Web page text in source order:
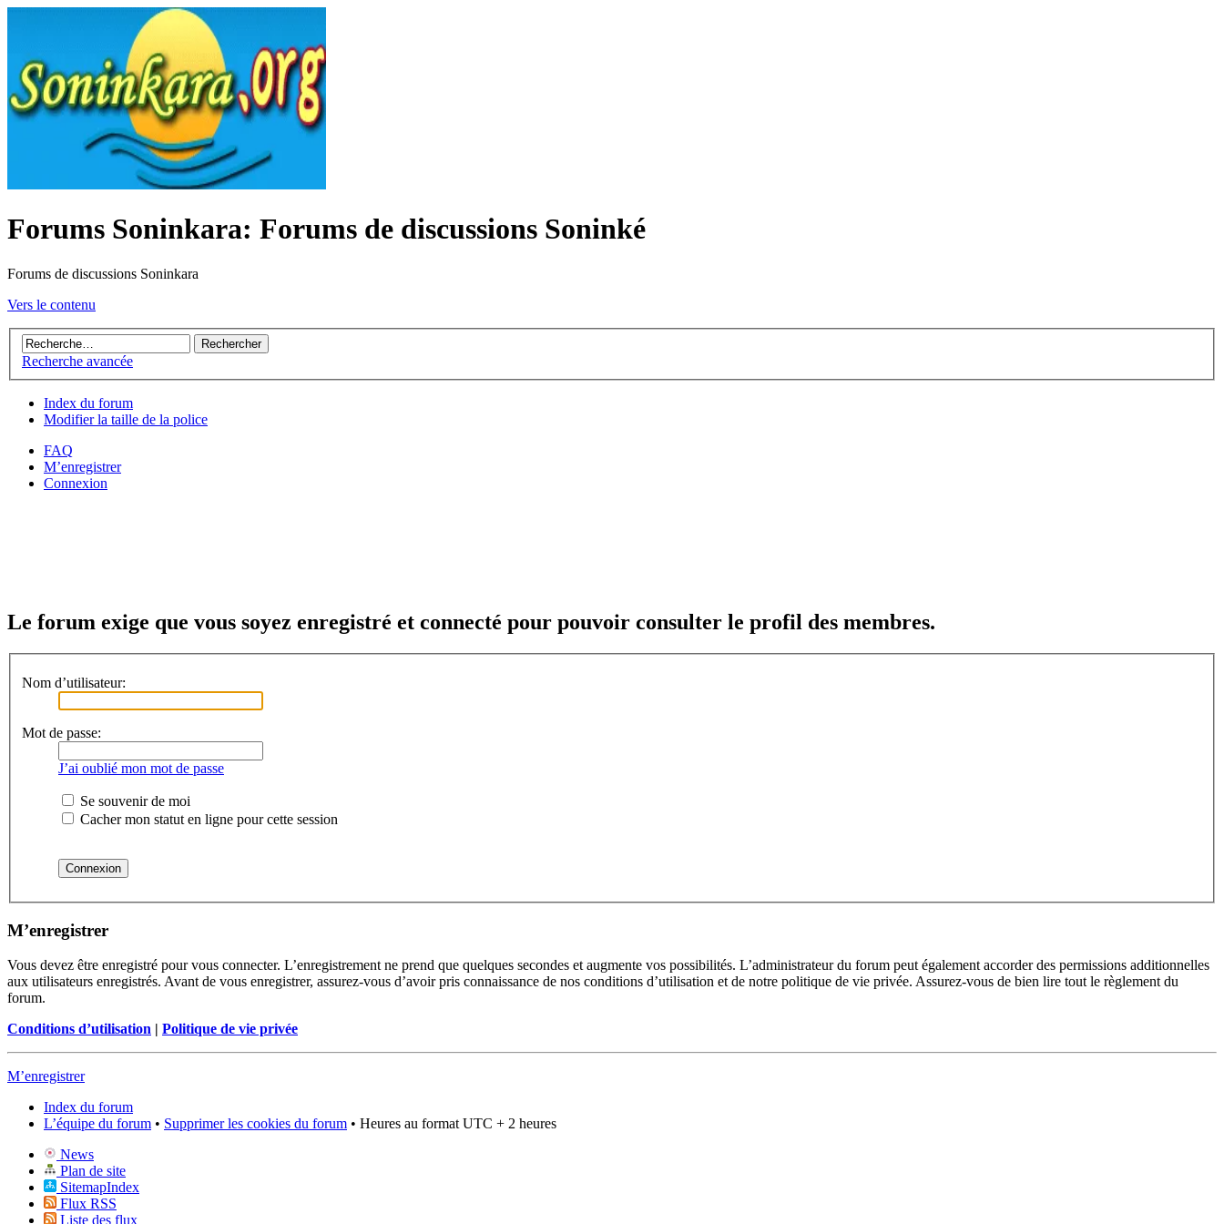
Forums Soninkara: Forums de discussions Soninké
Forums de discussions Soninkara
Vers le contenu
Recherche avancée
Index du forum
Modifier la taille de la police
FAQ
M’enregistrer
Connexion
Le forum exige que vous soyez enregistré et connecté pour pouvoir consulter le profil des membres.
Nom d’utilisateur:
Mot de passe:
J’ai oublié mon mot de passe
Se souvenir de moi
Cacher mon statut en ligne pour cette session
M’enregistrer
Vous devez être enregistré pour vous connecter. L’enregistrement ne prend que quelques secondes et augmente vos possibilités. L’administrateur du forum peut également accorder des permissions additionnelles
aux utilisateurs enregistrés. Avant de vous enregistrer, assurez-vous d’avoir pris connaissance de nos conditions d’utilisation et de notre politique de vie privée. Assurez-vous de bien lire tout le règlement du
forum.
Conditions d’utilisation | Politique de vie privée
M’enregistrer
Index du forum
L’équipe du forum • Supprimer les cookies du forum • Heures au format UTC + 2 heures
News
Plan de site
SitemapIndex
Flux RSS
Liste des flux